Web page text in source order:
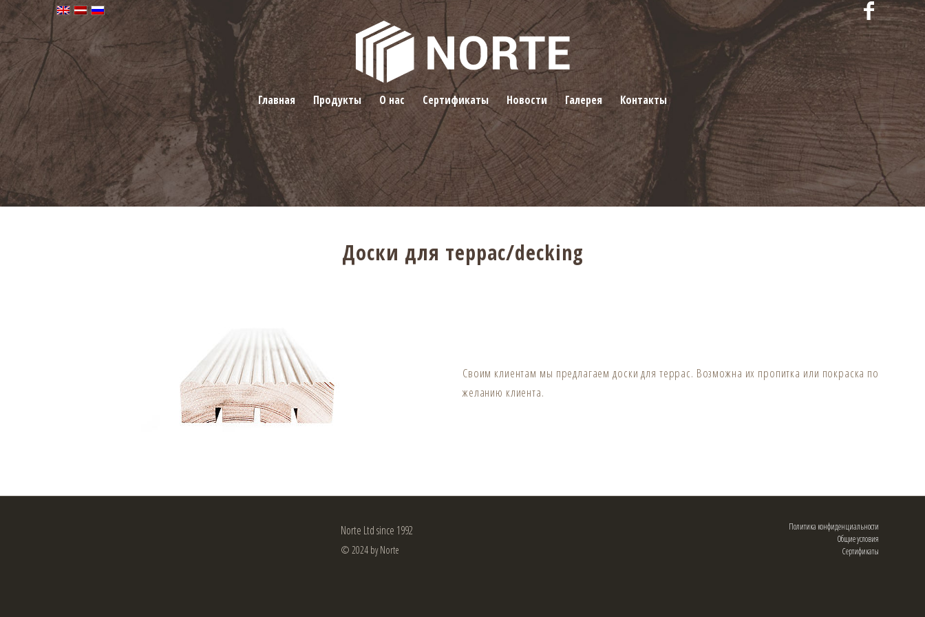
Главная Продукты О нас Сертификаты Новости Галерея Контакты
Доски для террас/decking
Своим клиентам мы предлагаем доски для террас. Возможна их пропитка или покраска по
желанию клиента.
Norte Ltd since 1992
© 2024 by Norte
Политика конфиденциальности
Общие условия
Сертификаты